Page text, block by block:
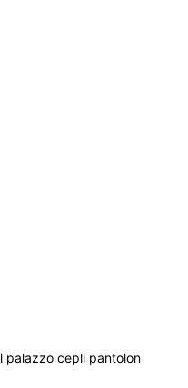
palazzo cepli pantolon